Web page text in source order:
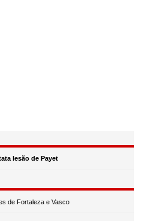
lesão de Payet
de Fortaleza e Vasco